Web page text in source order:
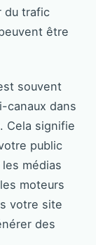
du trafic
être
souvent
canaux dans
Cela signifie
public
médias
moteurs
votre site
des